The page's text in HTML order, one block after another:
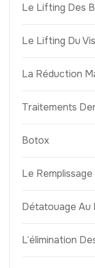
Le Lifting Des
Le Lifting Du
La Réduction
Traitements
Botox
Le
Détatouage Au
L’élimination